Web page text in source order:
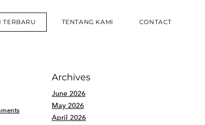
TERBARU TENTANG KAMI CONTACT
Archives
June 2026
May 2026
April 2026